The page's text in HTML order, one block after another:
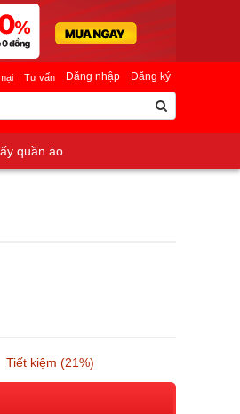
Đăng nhập Đăng ký
Tư vấn
quần áo
Tiết kiệm (21%)